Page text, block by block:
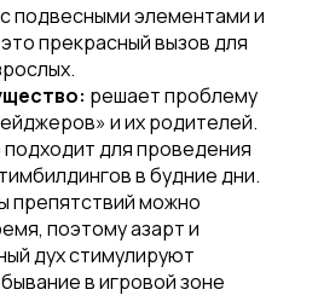
подвесными элементами и
прекрасный вызов для
решает проблему
и их родителей.
для проведения
в будние дни.
препятствий можно
поэтому азарт и
дух стимулируют
в игровой зоне